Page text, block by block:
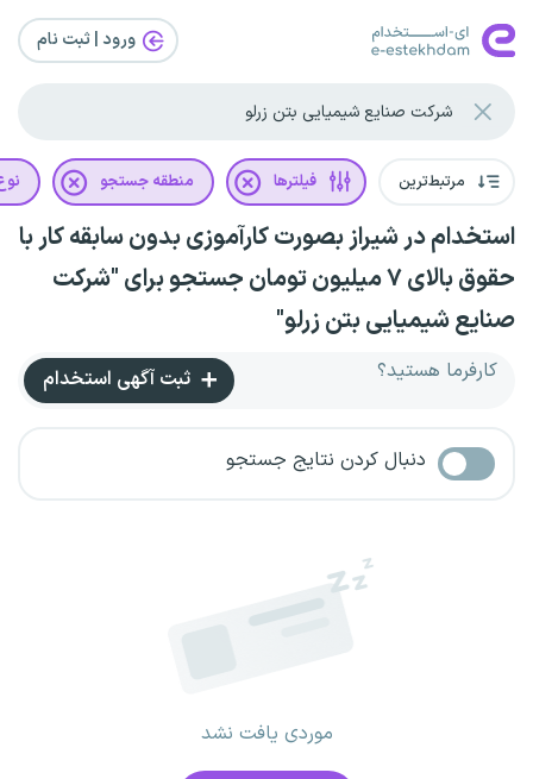
ورود | ثبت‌ نام
مرتبط‌ترین فیلترها منطقه جستجو
استخدام در شیراز بصورت کارآموزی بدون سابقه کار با
حقوق بالای ۷ میلیون تومان جستجو برای "شرکت
صنایع شیمیایی بتن زرلو"
کارفرما هستید؟ ثبت آگهی استخدام
دنبال کردن نتایج جستجو
موردی یافت نشد